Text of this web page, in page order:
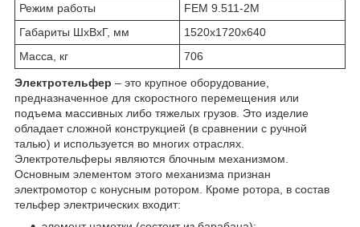
Режим работы
FEM 9.511-2М
Габариты ШхВхГ, мм
1520х1720х640
Масса, кг
706
Электротельфер – это крупное оборудование,
предназначенное для скоростного перемещения или
подъема массивных либо тяжелых грузов. Это изделие
обладает сложной конструкцией (в сравнении с ручной
талью) и используется во многих отраслях.
Электротельферы являются блочным механизмом.
Основным элементом этого механизма признан
электромотор с конусным ротором. Кроме ротора, в состав
тельфер электрических входит: